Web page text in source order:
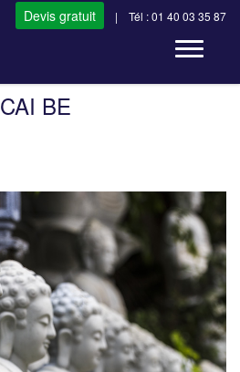
Devis gratuit | Tél : 01 40 03 35 87
Toggle
CAI BE